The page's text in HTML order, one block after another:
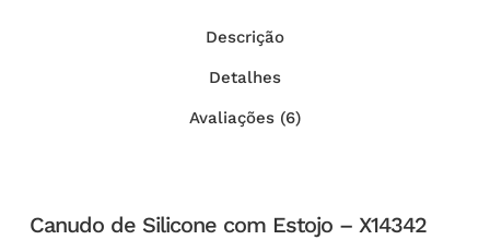
Descrição
Detalhes
Avaliações (6)
Canudo de Silicone com Estojo – X14342